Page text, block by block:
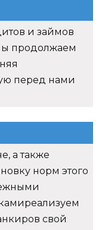
и займов
продолжаем
перед нами
а также
норм этого
свой